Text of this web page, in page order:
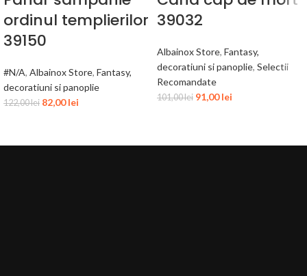
ordinul templierilor
39150
#N/A, Albainox Store, Fantasy,
decoratiuni si panoplie
122,00lei 82,00lei
39032
Albainox Store, Fantasy,
decoratiuni si panoplie, Selectii
Recomandate
101,00lei 91,00lei